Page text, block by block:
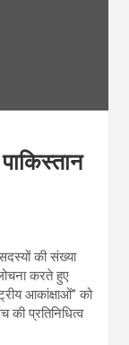
की संख्या
करते हुए
आकांक्षाओं’’ को
की प्रतिनिधित्व